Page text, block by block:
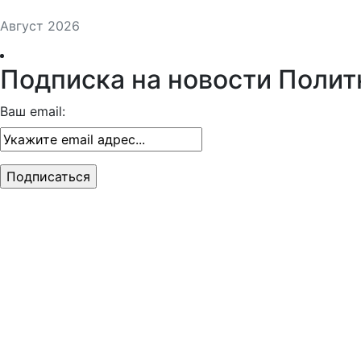
Август 2026
Подписка на новости
Ваш email: